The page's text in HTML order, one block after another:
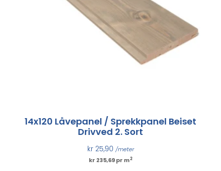
14x120 Låvepanel / Sprekkpanel Beiset
Drivved 2. Sort
kr25,90 /meter
kr 235,69 pr m2